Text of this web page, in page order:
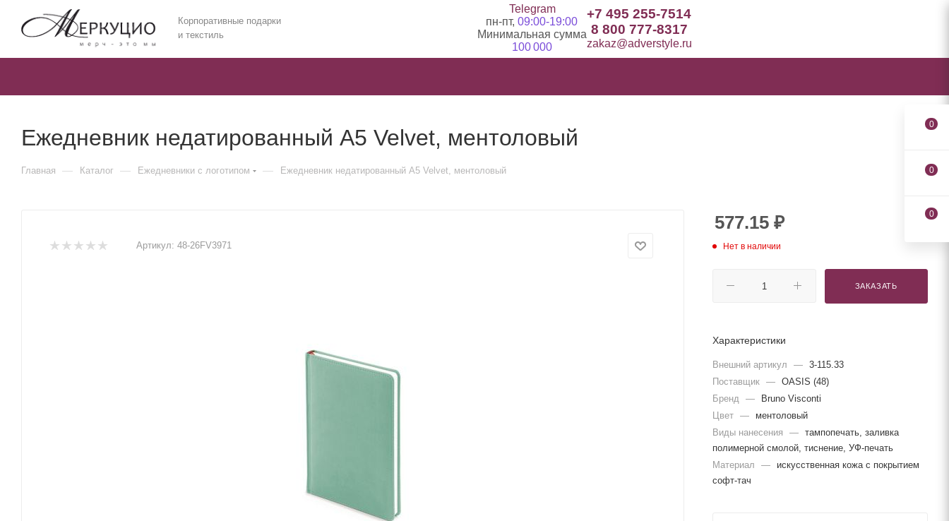
Корпоративные подарки
и текстиль
Telegram
пн-пт, 09:00-19:00
Минимальная сумма
100 000
+7 495 255-7514
8 800 777-8317
zakaz@adverstyle.ru
Ежедневник недатированный А5 Velvet, ментоловый
Главная — Каталог — Ежедневники c логотипом — Ежедневник недатированный А5 Velvet, ментоловый
Артикул: 48-26FV3971
577.15 ₽
Нет в наличии
ЗАКАЗАТЬ
Характеристики
Внешний артикул — 3-115.33
Поставщик — OASIS (48)
Бренд
—
Bruno Visconti
Цвет —
ментоловый
Виды нанесения
— тампопечать, заливка
полимерной смолой, тиснение, УФ-печать
Материал
—
искусственная кожа с покрытием
софт-тач
0
0
0